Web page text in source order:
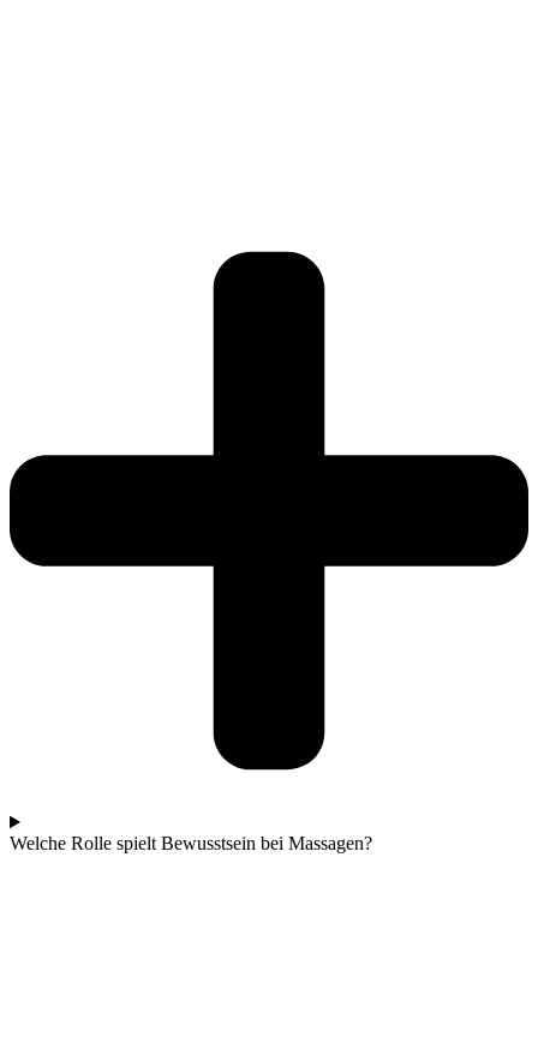
Welche Rolle spielt Bewusstsein bei Massagen?